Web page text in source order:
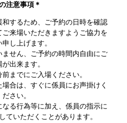
注意事項＊
和するため、ご予約の日時を確認
ご来場いただきますようご協力を
申し上げます。
ません、ご予約の時間内自由にご
が出来ます。
前までにご入場ください。
場合は、すぐに係員にお声掛けく
ださい。
なる行為等に加え、係員の指示に
ていただくことがあります。